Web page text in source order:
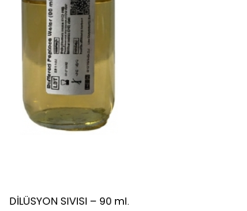
DİLÜSYON SIVISI – 90 ml.